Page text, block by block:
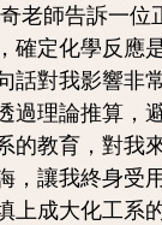
老師告訴一位
確定化學反應
話對我影響非
過理論推算，
的教育，對我
，讓我終身受
上成大化工系